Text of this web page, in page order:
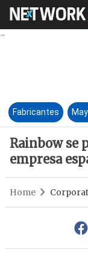
Fabricantes
Rainbow se
empresa
Home